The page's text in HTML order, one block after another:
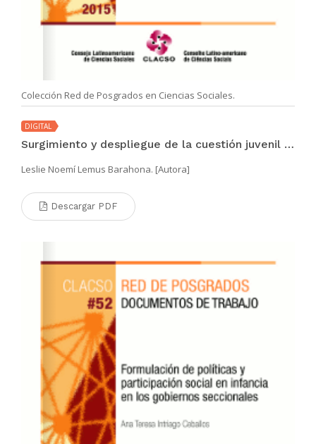
Colección Red de Posgrados en Ciencias Sociales.
DIGITAL
Surgimiento y despliegue de la cuestión juvenil en Guatemala: elementos para la discusión
Leslie Noemí Lemus Barahona. [Autora]
Descargar PDF